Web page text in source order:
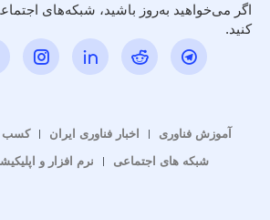
اگر می‌خواهید به‌روز باشید، شبکه‌های
کنید.
آموزش فناوری اخبار فناوری ایران کسب
شبکه های اجتماعی
نرم افزار و